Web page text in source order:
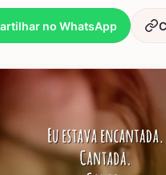
no WhatsApp